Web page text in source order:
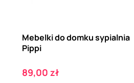
Mebelki do domku sypialnia
Pippi
Cena
89,00 zł